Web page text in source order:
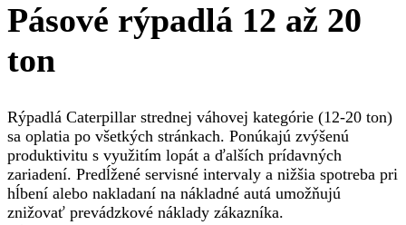
Pásové rýpadlá 12 až 20
ton
Rýpadlá Caterpillar strednej váhovej kategórie (12-20 ton)
sa oplatia po všetkých stránkach. Ponúkajú zvýšenú
produktivitu s využitím lopát a ďalších prídavných
zariadení. Predĺžené servisné intervaly a nižšia spotreba pri
hĺbení alebo nakladaní na nákladné autá umožňujú
znižovať prevádzkové náklady zákazníka.